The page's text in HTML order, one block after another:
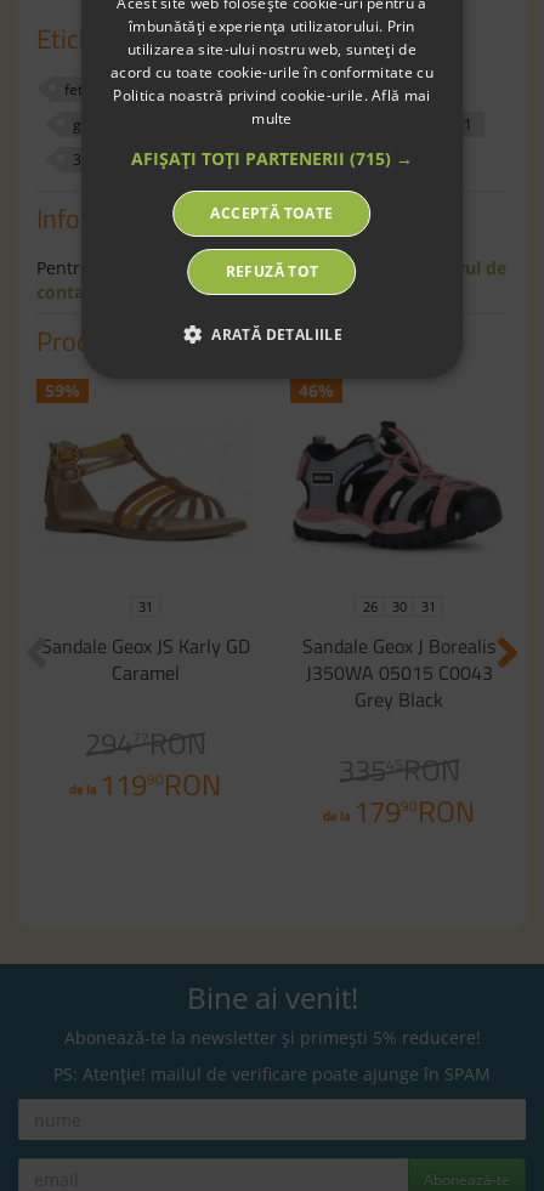
Etichete
fete sandale exterior
geox
geox respira
700327
31
33
Informaţii
Pentru informaţii suplimentare scrie-ne pe
formularul de
contact
Produse similare
59%
31
Sandale Geox JS Karly GD
Caramel
294 77
RON
de la 11990RON
46%
26 30 31
Sandale Geox J Borealis
J350WA 05015 C0043
Grey Black
335 45
RON
de la 17990RON
Bine ai venit!
Abonează-te la newsletter și primești 5% reducere!
PS: Atenție! mailul de verificare poate ajunge în SPAM
Abonează-te
îmbunătăți experiența utilizatorului. Prin
utilizarea site-ului nostru web, sunteți de
acord cu toate cookie-urile în conformitate cu
Politica noastră privind cookie-urile.Află mai
multe
AFIȘAȚI TOȚI PARTENERII (715) →
ACCEPTĂ TOATE
REFUZĂ TOT
ARATĂ DETALIILE